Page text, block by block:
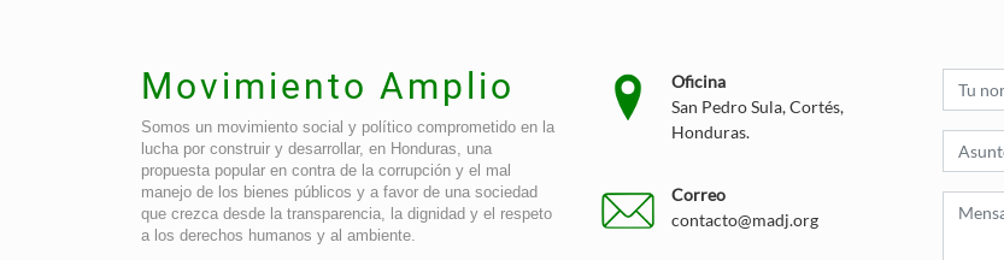
Movimiento Amplio
Somos un movimiento social y político comprometido en la
lucha por construir y desarrollar, en Honduras, una
propuesta popular en contra de la corrupción y el mal
manejo de los bienes públicos y a favor de una sociedad
que crezca desde la transparencia, la dignidad y el respeto
a los derechos humanos y al ambiente.
Oficina
San Pedro Sula, Cortés,
Honduras.
Correo
contacto@madj.org